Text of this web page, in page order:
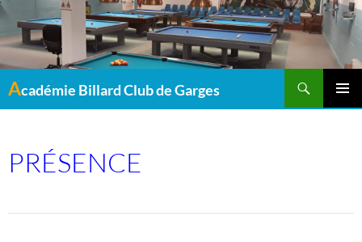
Académie Billard Club de Garges
PRÉSENCE